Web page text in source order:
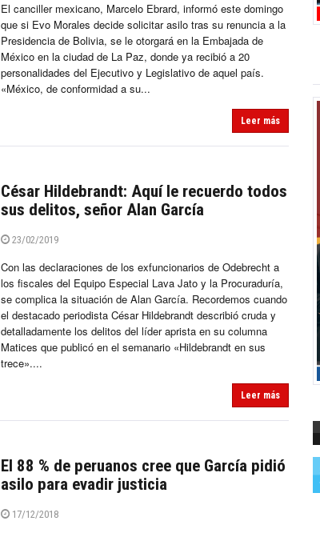
El canciller mexicano, Marcelo Ebrard, informó este domingo
que si Evo Morales decide solicitar asilo tras su renuncia a la
Presidencia de Bolivia, se le otorgará en la Embajada de
México en la ciudad de La Paz, donde ya recibió a 20
personalidades del Ejecutivo y Legislativo de aquel país.
«México, de conformidad a su...
Leer más
César Hildebrandt: Aquí le recuerdo todos
sus delitos, señor Alan García
23/02/2019
Con las declaraciones de los exfuncionarios de Odebrecht a
los fiscales del Equipo Especial Lava Jato y la Procuraduría,
se complica la situación de Alan García. Recordemos cuando
el destacado periodista César Hildebrandt describió cruda y
detalladamente los delitos del líder aprista en su columna
Matices que publicó en el semanario «Hildebrandt en sus
trece»....
Leer más
El 88 % de peruanos cree que García pidió
asilo para evadir justicia
17/12/2018